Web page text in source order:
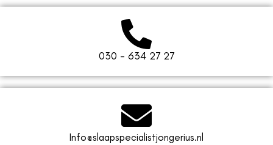
030 - 634 27 27
Info@slaapspecialistjongerius.nl